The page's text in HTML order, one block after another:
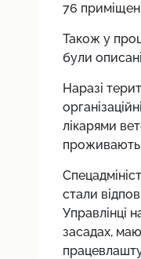
76
Також у
були
Наразі
лікарями
проживають
стали
Управлінці
засадах,